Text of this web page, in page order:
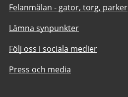
Felanmälan - gator, torg, parker
Lämna synpunkter
Följ oss i sociala medier
Press och media